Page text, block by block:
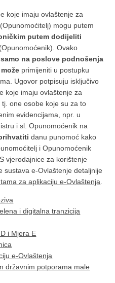
koje imaju ovlaštenje za
mogu putem
putem dodijeliti
Ovako
samo na poslove podnošenja
primijeniti u postupku
Ugovor potpisuju isključivo
koje imaju ovlaštenje za
one osobe koje su za to
evidencijama, npr. u
i sl. Opunomoćenik na
danu punomoć kako
i Opunomoćenik
vjerodajnice za korištenje
sustava e-Ovlaštenje detaljnije
za aplikaciju e-Ovlaštenja
i digitalna tranzicija
i Mjera E
e-Ovlaštenja
državnim potporama male